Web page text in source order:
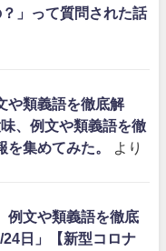
」って質問された話
や類義語を徹底解
、例文や類義語を徹
集めてみた。
より
例文や類義語を徹底
日」【新型コロナ